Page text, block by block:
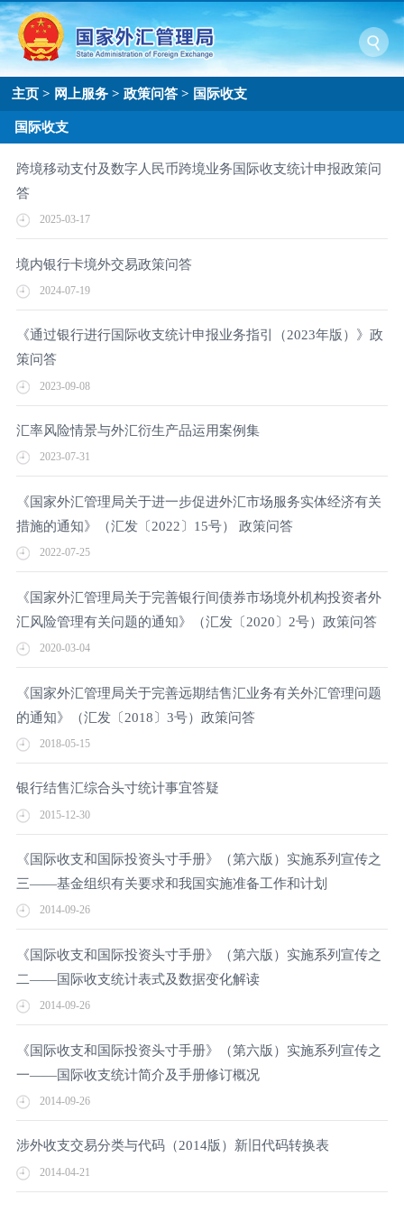
主页 > 网上服务 >政策问答 > 国际收支
国际收支
跨境移动支付及数字人民币跨境业务国际收支统计申报政策问
答​
2025-03-17
境内银行卡境外交易政策问答​
2024-07-19
《通过银行进行国际收支统计申报业务指引（2023年版）》政
策问答
2023-09-08
汇率风险情景与外汇衍生产品运用案例集
2023-07-31
《国家外汇管理局关于进一步促进外汇市场服务实体经济有关
措施的通知》（汇发〔2022〕15号） 政策问答
2022-07-25
《国家外汇管理局关于完善银行间债券市场境外机构投资者外
汇风险管理有关问题的通知》（汇发〔2020〕2号）政策问答
2020-03-04
《国家外汇管理局关于完善远期结售汇业务有关外汇管理问题
的通知》（汇发〔2018〕3号）政策问答
2018-05-15
银行结售汇综合头寸统计事宜答疑
2015-12-30
《国际收支和国际投资头寸手册》（第六版）实施系列宣传之
三——基金组织有关要求和我国实施准备工作和计划
2014-09-26
《国际收支和国际投资头寸手册》（第六版）实施系列宣传之
二——国际收支统计表式及数据变化解读
2014-09-26
《国际收支和国际投资头寸手册》（第六版）实施系列宣传之
一——国际收支统计简介及手册修订概况
2014-09-26
涉外收支交易分类与代码（2014版）新旧代码转换表
2014-04-21